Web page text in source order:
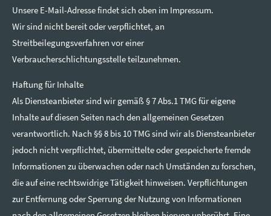
Unsere E-Mail-Adresse findet sich oben im Impressum.
Wir sind nicht bereit oder verpflichtet, an
Streitbeilegungsverfahren vor einer
Verbraucherschlichtungsstelle teilzunehmen.
Haftung für Inhalte
Als Diensteanbieter sind wir gemäß § 7 Abs.1 TMG für eigene
Inhalte auf diesen Seiten nach den allgemeinen Gesetzen
verantwortlich. Nach §§ 8 bis 10 TMG sind wir als Diensteanbieter
jedoch nicht verpflichtet, übermittelte oder gespeicherte fremde
Informationen zu überwachen oder nach Umständen zu forschen,
die auf eine rechtswidrige Tätigkeit hinweisen. Verpflichtungen
zur Entfernung oder Sperrung der Nutzung von Informationen